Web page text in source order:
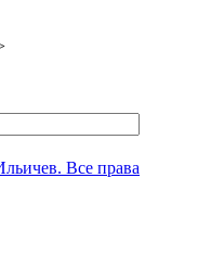
Все права